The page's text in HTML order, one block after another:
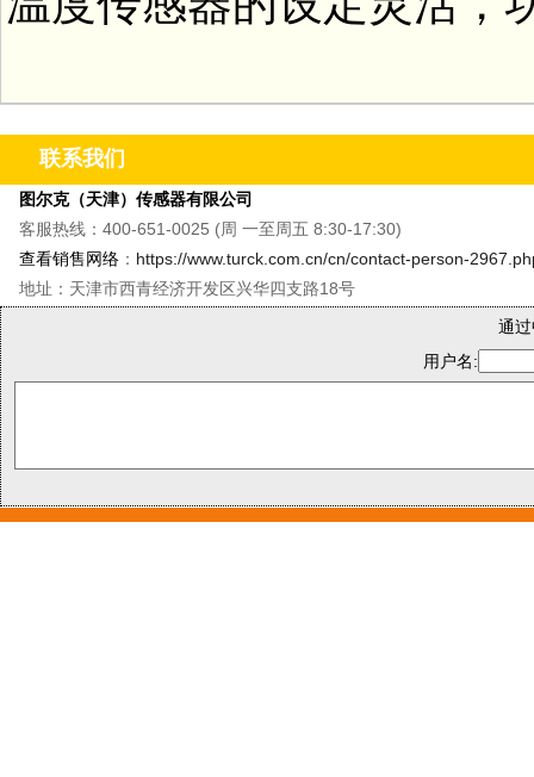
联系我们
图尔克（天津）传感器有限公司
客服热线：400-651-0025 (周 一至周五 8:30-17:30)
查看销售网络 ： https://www.turck.com.cn/cn/contact-person-
地址：天津市西青经济开发区兴华四支路18号
通
用户名: